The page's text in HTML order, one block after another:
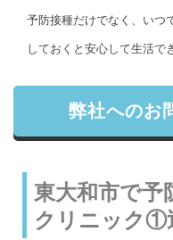
予防接種だけでなく、いつ
しておくと安心して生活で
弊社へのお
東大和市で予
クリニック①